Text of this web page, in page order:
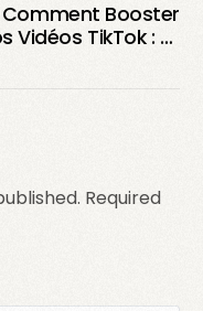
Comment Booster
Vidéos TikTok : Le
!
Required